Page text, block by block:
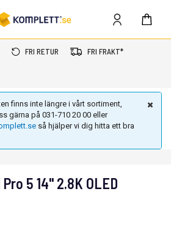
FRI RETUR FRI FRAKT*
finns inte längre i vårt sortiment,
gärna på 031-710 20 00 eller
så hjälper vi dig hitta ett bra
5 14" 2.8K OLED